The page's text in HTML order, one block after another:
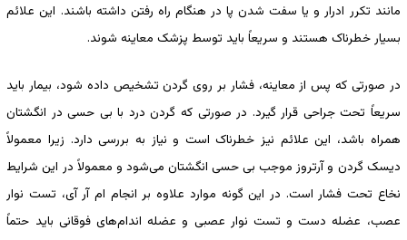
مانند تکرر ادرار و یا سفت شدن پا در هنگام راه رفتن داشته باشند. این علائم
بسیار خطرناک هستند و سریعاً باید توسط پزشک معاینه شوند.
در صورتی که پس از معاینه، فشار بر روی گردن تشخیص داده شود، بیمار باید
سریعاً تحت جراحی قرار گیرد. در صورتی که گردن درد با بی حسی در انگشتان
همراه باشد، این علائم نیز خطرناک است و نیاز به بررسی دارد. زیرا معمولاً
دیسک گردن و آرتروز موجب بی حسی انگشتان می‌شود و معمولاً در این شرایط
نخاع تحت فشار است. در این گونه موارد علاوه بر انجام ام آر آی، تست نوار
عصب، عضله دست و تست نوار عصبی و عضله اندام‌های فوقانی باید حتماً